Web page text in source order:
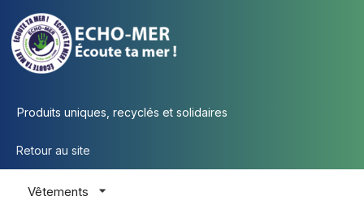
Produits uniques, recyclés et solidaires
Retour au site
Vêtements